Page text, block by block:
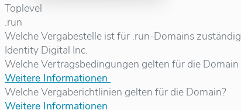
Toplevel
.run
Welche Vergabestelle ist für .run-Domains zuständig
Identity Digital Inc.
Welche Vertragsbedingungen gelten für die Domain
Weitere Informationen
Welche Vergaberichtlinien gelten für die Domain?
Weitere Informationen